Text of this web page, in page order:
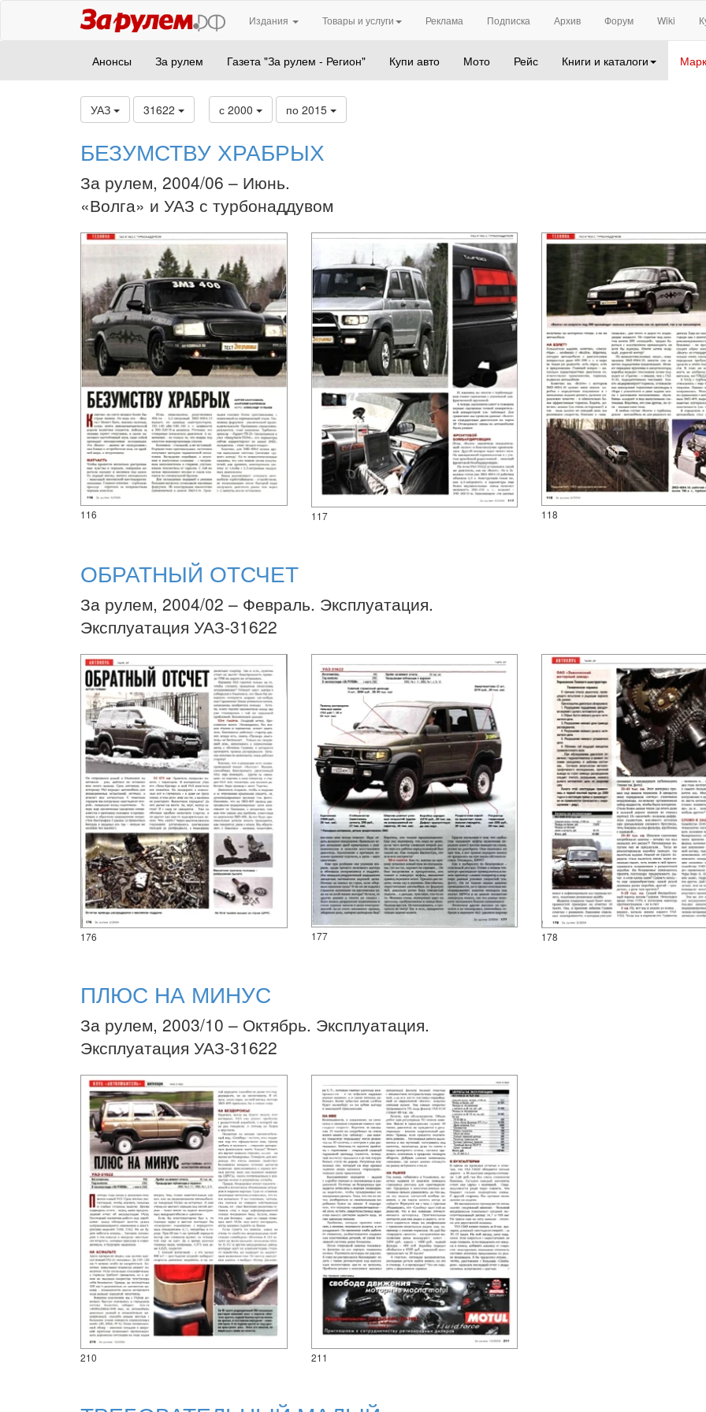
Издания Товары и услуги Реклама Подписка Архив Форум Wiki
Анонсы За рулем Газета "За рулем - Регион" Купи авто Мото Рейс Книги и каталоги
УАЗ 31622 с 2000 по 2015
БЕЗУМСТВУ ХРАБРЫХ
За рулем, 2004/06 – Июнь.
«Волга» и УАЗ с турбонаддувом
116 117 118
ОБРАТНЫЙ ОТСЧЕТ
За рулем, 2004/02 – Февраль. Эксплуатация.
Эксплуатация УАЗ-31622
176 177 178
ПЛЮС НА МИНУС
За рулем, 2003/10 – Октябрь. Эксплуатация.
Эксплуатация УАЗ-31622
210 211